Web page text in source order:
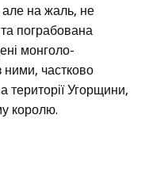
на жаль, не
пограбована
монголо-
ними, частково
території Угорщини,
королю.